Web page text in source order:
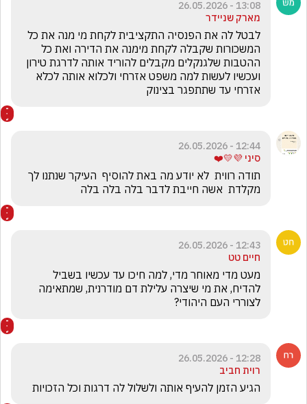
13:08 - 26.05.2026
מארק שניידר
אזרחי עד שתתפגר בצינוק
12:44 - 26.05.2026
סיני 💜💛❤️
מקלדת  אשה חייבת לדבר בלה בלה בלה
12:43 - 26.05.2026
חיים טט
לצוררי העם היהודי?
12:28 - 26.05.2026
רוית חביב
הגיע הזמן להעיף אותה ולשלול לה דרגות וכל הזכויות